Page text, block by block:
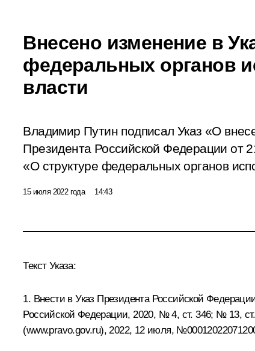
Внесено изменение в
федеральных органов
власти
Владимир Путин подписал Указ «О
Президента Российской Федерации от
«О структуре федеральных органов
15 июля 2022 года 14:43
Текст Указа:
1. Внести в Указ Президента Российской
Российской Федерации, 2020, № 4, ст. 346; № 13,
(www.pravo.gov.ru), 2022, 12 июля,